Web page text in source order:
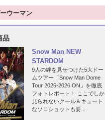
ウーマン
品
Snow Man NEW
STARDOM
9人の絆を見せつけた5大ドー
ムツアー「Snow Man Dome
Tour 2025-2026 ON」を徹底
フォトレポート！ ここでしか
見られないクール＆キュート
なソロショットも要...